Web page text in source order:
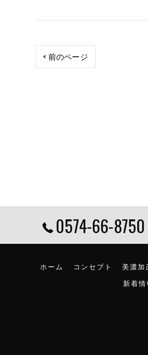
< 前のページ
0574-66-8750
ホーム コンセプト 美濃加
新着情